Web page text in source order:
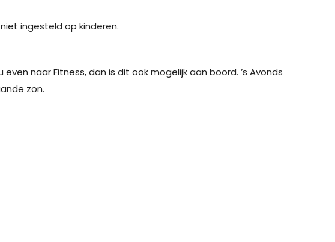
ingesteld op kinderen.
naar Fitness, dan is dit ook mogelijk aan boord. ’s Avonds
zon.